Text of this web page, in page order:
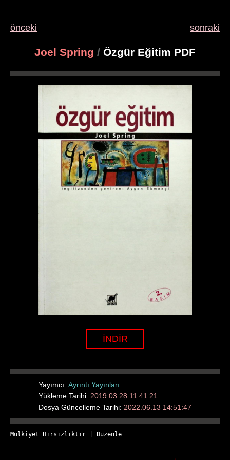
önceki sonraki
Joel Spring / Özgür Eğitim PDF
İNDİR
Yayımcı: Ayrıntı Yayınları
Yükleme Tarihi: 2019.03.28 11:41:21
Dosya Güncelleme Tarihi: 2022.06.13 14:51:47
Mülkiyet Hırsızlıktır Düzenle